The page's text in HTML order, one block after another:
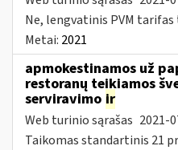
Ne, lengvatinis PVM
Metai: 2021
apmokestinamos už
restoranų teikiamos
serviravimo ir
Web turinio sąrašas 2021-
Taikomas standartinis 21